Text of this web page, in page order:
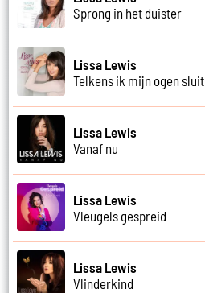
Sprong in het duister
Lissa Lewis
Telkens ik mijn ogen sluit
Lissa Lewis
Vanaf nu
Lissa Lewis
Vleugels gespreid
Lissa Lewis
Vlinderkind